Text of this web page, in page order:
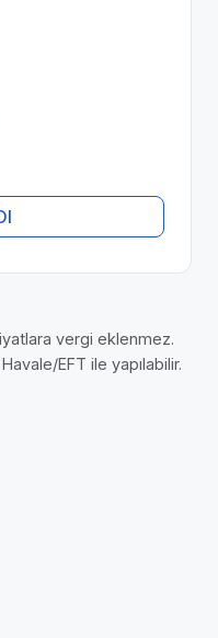
vergi eklenmez.
EFT ile yapılabilir.